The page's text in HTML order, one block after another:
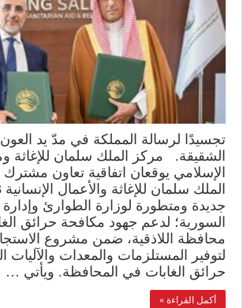
تجسيدًا لرسالة المملكة في مدّ يد
الشقيقة. مركز الملك سلمان للإغاثة
الإسلامي يوقعان اتفاقية تعاون
جديدة ومتطورة لوزارة الطوارئ
السورية؛ لدعم جهود مكافحة حرائق
محافظة اللاذقية، ضمن مشروع
لتوفير المستلزمات والمعدات والآليات
حرائق الغابات في المحافظة. ويأتي …
أكمل القراءة »